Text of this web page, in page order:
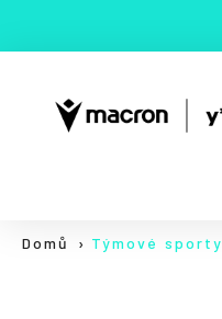
obsah
Domů Týmové sporty
Zpět
obchodu
Zpět
obchodu